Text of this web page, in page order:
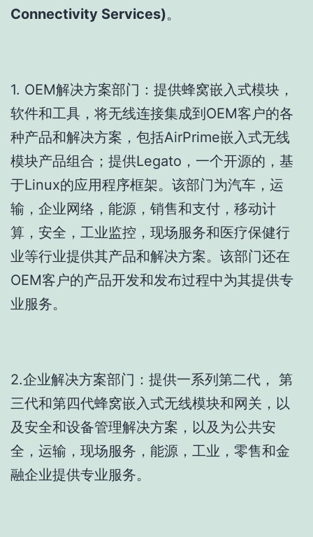
Connectivity Services)。
1. OEM解决方案部门：提供蜂窝嵌入式模块，
软件和工具，将无线连接集成到OEM客户的各
种产品和解决方案，包括AirPrime嵌入式无线
模块产品组合；提供Legato，一个开源的，基
于Linux的应用程序框架。该部门为汽车，运
输，企业网络，能源，销售和支付，移动计
算，安全，工业监控，现场服务和医疗保健行
业等行业提供其产品和解决方案。该部门还在
OEM客户的产品开发和发布过程中为其提供专
业服务。
2.企业解决方案部门：提供一系列第二代， 第
三代和第四代蜂窝嵌入式无线模块和网关，以
及安全和设备管理解决方案，以及为公共安
全，运输，现场服务，能源，工业，零售和金
融企业提供专业服务。